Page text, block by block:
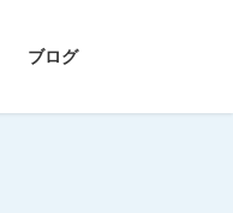
ブログ